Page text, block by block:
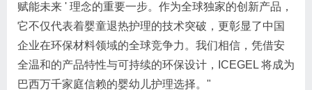
赋能未来 ' 理念的重要一步。作为全球独家的创新产品，
它不仅代表着婴童退热护理的技术突破，更彰显了中国
企业在环保材料领域的全球竞争力。我们相信，凭借安
全温和的产品特性与可持续的环保设计，ICEGEL 将成为
巴西万千家庭信赖的婴幼儿护理选择。"